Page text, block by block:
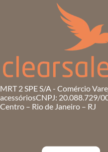
MRT 2 SPE S/A - Comércio
acessóriosCNPJ: 20.088.729/
Centro – Rio de Janeiro – RJ